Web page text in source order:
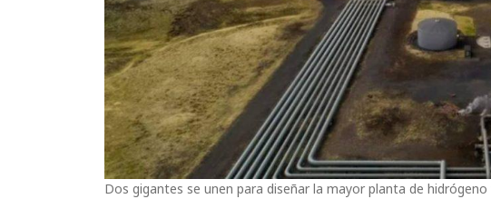
Dos gigantes se unen para diseñar la mayor planta de